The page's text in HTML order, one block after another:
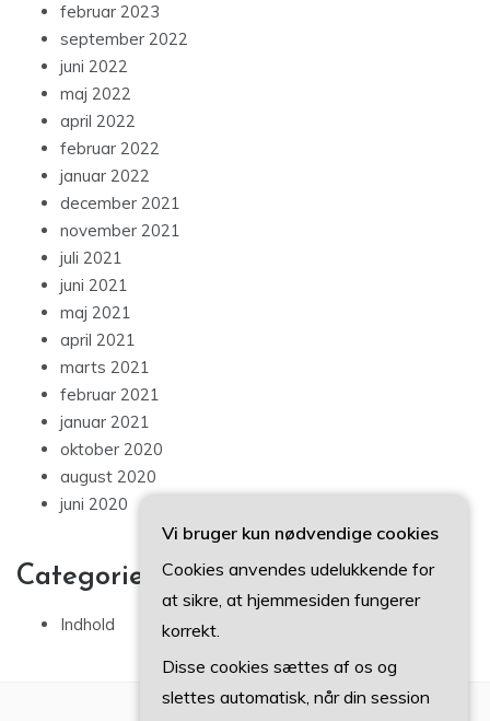
februar 2023
september 2022
juni 2022
maj 2022
april 2022
februar 2022
januar 2022
december 2021
november 2021
juli 2021
juni 2021
maj 2021
april 2021
marts 2021
februar 2021
januar 2021
oktober 2020
august 2020
juni 2020
Categories
Indhold
Vi bruger kun nødvendige cookies
Cookies anvendes udelukkende for
at sikre, at hjemmesiden fungerer
korrekt.
Disse cookies sættes af os og
slettes automatisk, når din session